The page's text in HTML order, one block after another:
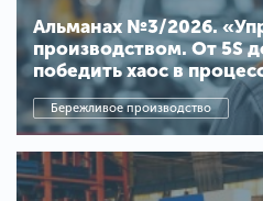
Альманах №3/2026.
производством. От 5S
победить хаос в
Бережливое производство